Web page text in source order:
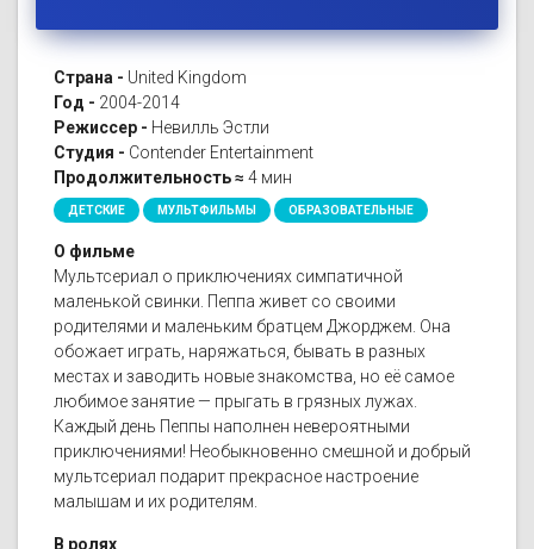
Страна - United Kingdom
Год - 2004-2014
Режиссер - Невилль Эстли
Студия - Contender Entertainment
Продолжительность ≈ 4 мин
ДЕТСКИЕ МУЛЬТФИЛЬМЫ ОБРАЗОВАТЕЛЬНЫЕ
О фильме
Мультсериал о приключениях симпатичной
маленькой свинки. Пеппа живет со своими
родителями и маленьким братцем Джорджем. Она
обожает играть, наряжаться, бывать в разных
местах и заводить новые знакомства, но её самое
любимое занятие — прыгать в грязных лужах.
Каждый день Пеппы наполнен невероятными
приключениями! Необыкновенно смешной и добрый
мультсериал подарит прекрасное настроение
малышам и их родителям.
В ролях